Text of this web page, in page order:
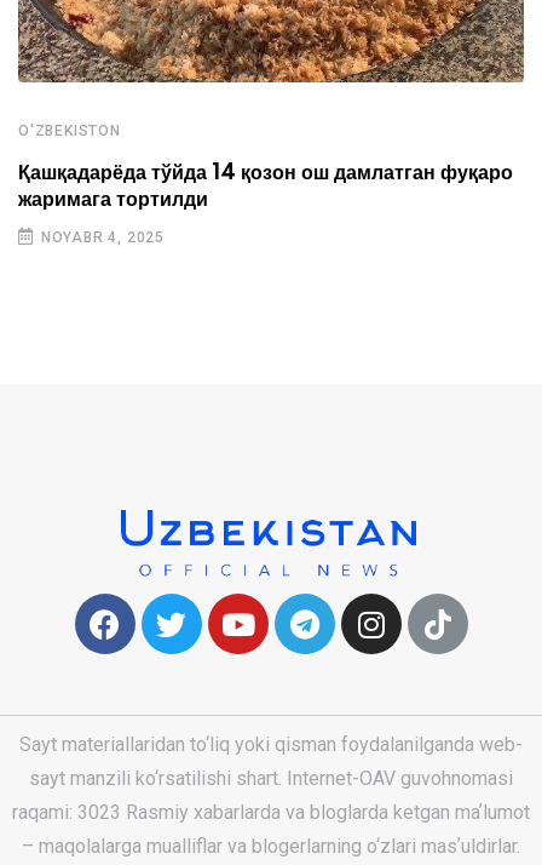
O'ZBEKISTON
Қашқадарёда тўйда 14 қозон ош дамлатган фуқаро
жаримага тортилди
NOYABR 4, 2025
Sayt materiallaridan to‘liq yoki qisman foydalanilganda web-
sayt manzili ko‘rsatilishi shart. Internet-OAV guvohnomasi
raqami: 3023 Rasmiy xabarlarda va bloglarda ketgan maʼlumot
– maqolalarga mualliflar va blogerlarning o‘zlari masʼuldirlar.